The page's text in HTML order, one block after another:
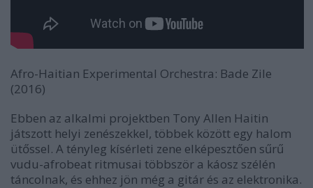
Afro-Haitian Experimental Orchestra: Bade Zile
(2016)
Ebben az alkalmi projektben Tony Allen Haitin
játszott helyi zenészekkel, többek között egy halom
ütőssel. A tényleg kísérleti zene elképesztően sűrű
vudu-afrobeat ritmusai többször a káosz szélén
táncolnak, és ehhez jön még a gitár és az elektronika.